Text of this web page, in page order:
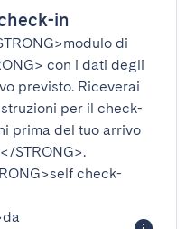
in
di
con i dati degli
previsto. Riceverai
per il check-
prima del tuo arrivo
STRONG>.
check-